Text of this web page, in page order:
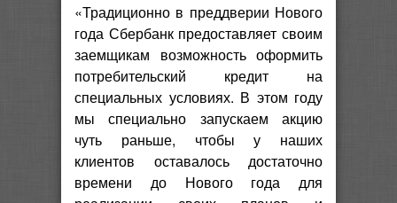
«Традиционно в преддверии Нового
года Сбербанк предоставляет своим
заемщикам возможность оформить
потребительский кредит на
специальных условиях. В этом году
мы специально запускаем акцию
чуть раньше, чтобы у наших
клиентов оставалось достаточно
времени до Нового года для